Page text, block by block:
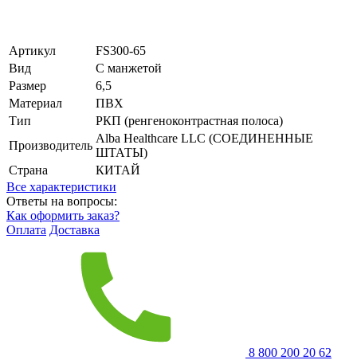
Артикул
FS300-65
Вид
С манжетой
Размер
6,5
Материал
ПВХ
Тип
РКП (ренгеноконтрастная полоса)
Производитель
Alba Healthcare LLC (СОЕДИНЕННЫЕ
ШТАТЫ)
Страна
КИТАЙ
Все характеристики
Ответы на вопросы:
Как оформить заказ?
Оплата Доставка
8 800 200 20 62